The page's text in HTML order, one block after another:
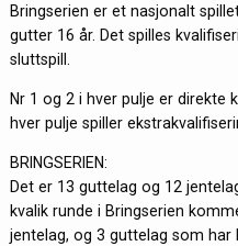
Bringserien er et nasjonalt
gutter 16 år. Det spilles
sluttspill.
Nr 1 og 2 i hver pulje er direkte
hver pulje spiller
BRINGSERIEN:
Det er 13 guttelag og 12
kvalik runde i Bringserien
jentelag, og 3 guttelag som har